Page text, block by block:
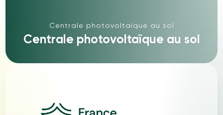
Centrale photovoltaïque au sol
Centrale photovoltaïque au sol